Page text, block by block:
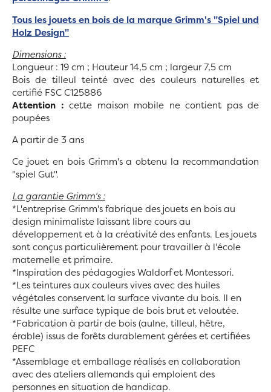
Tous les jouets en bois de la marque Grimm's "Spiel und
Holz Design"
Dimensions :
Longueur : 19 cm ; Hauteur 14,5 cm ; largeur 7,5 cm
Bois de tilleul teinté avec des couleurs naturelles et
certifié FSC C125886
Attention : cette maison mobile ne contient pas de
poupées
A partir de 3 ans
Ce jouet en bois Grimm's a obtenu la recommandation
"spiel Gut".
La garantie Grimm's :
*L'entreprise Grimm's fabrique des jouets en bois au
design minimaliste laissant libre cours au
développement et à la créativité des enfants. Les jouets
sont conçus particulièrement pour travailler à l'école
maternelle et primaire.
*Inspiration des pédagogies Waldorf et Montessori.
*Les teintures aux couleurs vives avec des huiles
végétales conservent la surface vivante du bois. Il en
résulte une surface typique de bois brut et veloutée.
*Fabrication à partir de bois (aulne, tilleul, hêtre,
érable) issus de forêts durablement gérées et certifiées
PEFC
*Assemblage et emballage réalisés en collaboration
avec des ateliers allemands qui emploient des
personnes en situation de handicap.